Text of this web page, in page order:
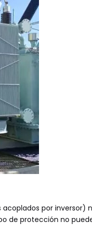
por inversor)
de protección no